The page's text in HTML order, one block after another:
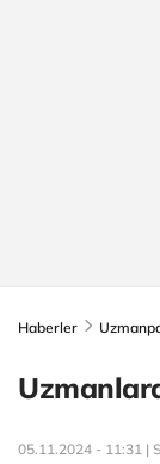
Haberler
05.11.2024 - 11:31 |